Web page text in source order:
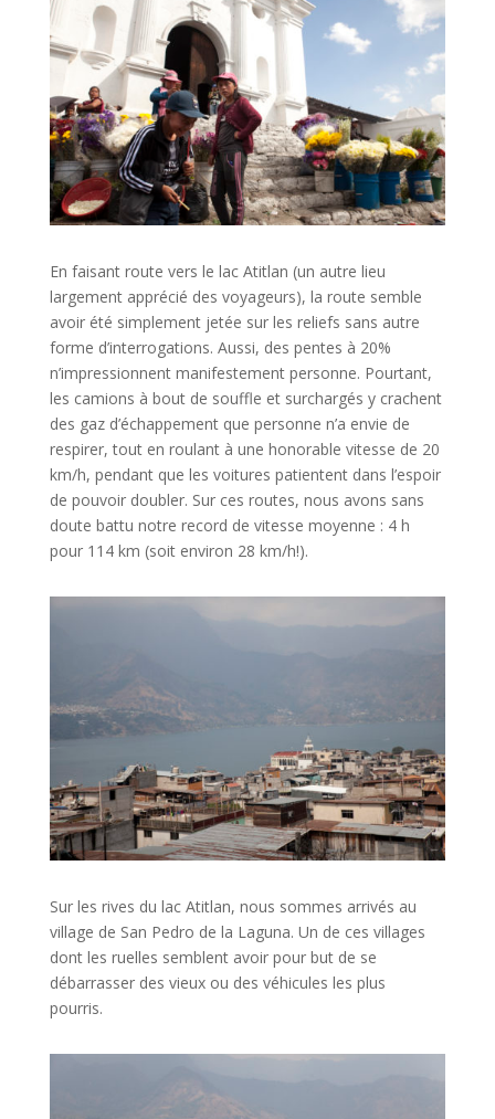
En faisant route vers le lac Atitlan (un autre lieu
largement apprécié des voyageurs), la route semble
avoir été simplement jetée sur les reliefs sans autre
forme d’interrogations. Aussi, des pentes à 20%
n’impressionnent manifestement personne. Pourtant,
les camions à bout de souffle et surchargés y crachent
des gaz d’échappement que personne n’a envie de
respirer, tout en roulant à une honorable vitesse de 20
km/h, pendant que les voitures patientent dans l’espoir
de pouvoir doubler. Sur ces routes, nous avons sans
doute battu notre record de vitesse moyenne : 4 h
pour 114 km (soit environ 28 km/h!).
Sur les rives du lac Atitlan, nous sommes arrivés au
village de San Pedro de la Laguna. Un de ces villages
dont les ruelles semblent avoir pour but de se
débarrasser des vieux ou des véhicules les plus
pourris.